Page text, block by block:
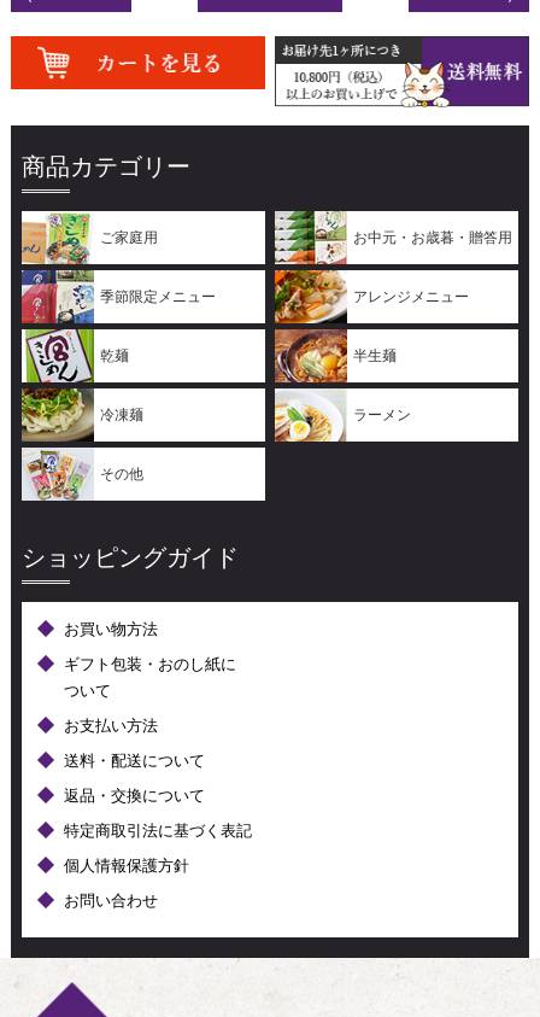
商品カテゴリー
ご家庭用 お中元・お歳暮・贈答用
季節限定メニュー アレンジメニュー
乾麺 半生麺
冷凍麺 ラーメン
その他
ショッピングガイド
お買い物方法
ギフト包装・おのし紙に
ついて
お支払い方法
送料・配送について
返品・交換について
特定商取引法に基づく表記
個人情報保護方針
お問い合わせ